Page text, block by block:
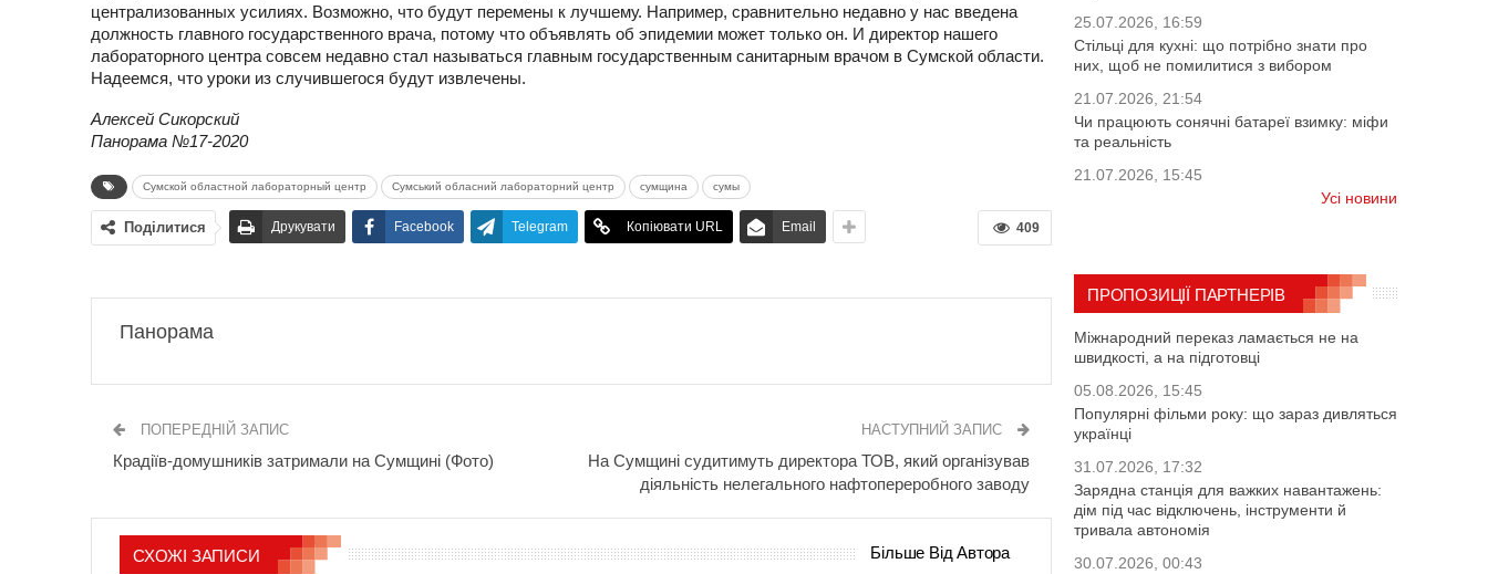
централизованных усилиях. Возможно, что будут перемены к лучшему. Например, сравнительно недавно у нас введена
должность главного государственного врача, потому что объявлять об эпидемии может только он. И директор нашего
лабораторного центра совсем недавно стал называться главным государственным санитарным врачом в Сумской области.
Надеемся, что уроки из случившегося будут извлечены.
Алексей Сикорский
Панорама №17-2020
Сумской областной лабораторный центр Сумський обласний лабораторний центр сумщина сумы
409
Поділитися Друкувати Facebook Telegram Копіювати URL Email
Панорама
ПОПЕРЕДНІЙ ЗАПИС
Крадіїв-домушників затримали на Сумщині (Фото)
НАСТУПНИЙ ЗАПИС
На Сумщині судитимуть директора ТОВ, який організував
діяльність нелегального нафтопереробного заводу
СХОЖІ ЗАПИСИ Більше Від Автора
25.07.2026, 16:59
Стільці для кухні: що потрібно знати про
них, щоб не помилитися з вибором
21.07.2026, 21:54
Чи працюють сонячні батареї взимку: міфи
та реальність
21.07.2026, 15:45
Усі новини
ПРОПОЗИЦІЇ ПАРТНЕРІВ
Міжнародний переказ ламається не на
швидкості, а на підготовці
05.08.2026, 15:45
Популярні фільми року: що зараз дивляться
українці
31.07.2026, 17:32
Зарядна станція для важких навантажень:
дім під час відключень, інструменти й
тривала автономія
30.07.2026, 00:43